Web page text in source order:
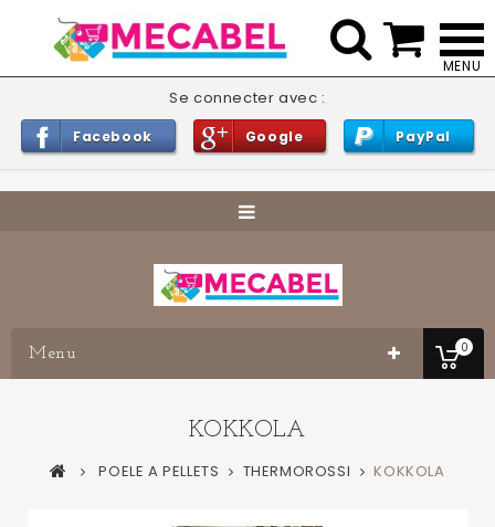
Se connecter avec :
Facebook Google PayPal
0
Menu
KOKKOLA
POELE A PELLETS THERMOROSSI KOKKOLA
 